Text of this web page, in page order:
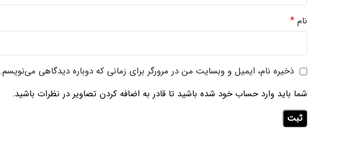
نام *
ذخیره نام، ایمیل و وبسایت من در مرورگر برای زمانی که دوباره دیدگاهی می‌نویسم.
شما باید وارد حساب خود شده باشید تا قادر به اضافه کردن تصاویر در نظرات باشید.